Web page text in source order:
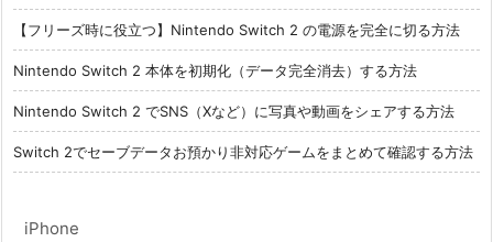
【フリーズ時に役立つ】Nintendo Switch 2 の電源を完全に切る方法
Nintendo Switch 2 本体を初期化（データ完全消去）する方法
Nintendo Switch 2 でSNS（Xなど）に写真や動画をシェアする方法
Switch 2でセーブデータお預かり非対応ゲームをまとめて確認する方法
iPhone